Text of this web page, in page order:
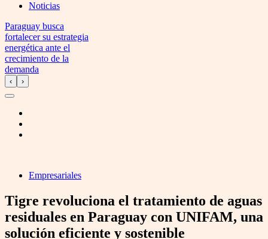
Noticias
Paraguay busca
fortalecer su estrategia
energética ante el
crecimiento de la
demanda
‹ ›
Empresariales
Tigre revoluciona el tratamiento de aguas
residuales en Paraguay con UNIFAM, una
solución eficiente y sostenible